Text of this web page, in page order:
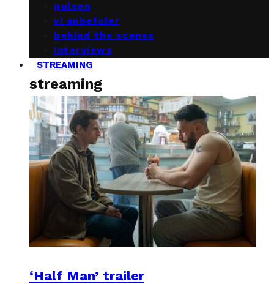
pulsen
vi anbefaler
behind the scenes
interviews
STREAMING
streaming
‘Half Man’ trailer